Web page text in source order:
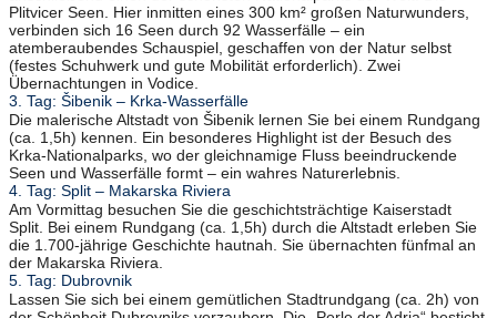
Plitvicer Seen. Hier inmitten eines 300 km² großen Naturwunders,
verbinden sich 16 Seen durch 92 Wasserfälle – ein
atemberaubendes Schauspiel, geschaffen von der Natur selbst
(festes Schuhwerk und gute Mobilität erforderlich). Zwei
Übernachtungen in Vodice.
3. Tag: Šibenik – Krka-Wasserfälle
Die malerische Altstadt von Šibenik lernen Sie bei einem Rundgang
(ca. 1,5h) kennen. Ein besonderes Highlight ist der Besuch des
Krka-Nationalparks, wo der gleichnamige Fluss beeindruckende
Seen und Wasserfälle formt – ein wahres Naturerlebnis.
4. Tag: Split – Makarska Riviera
Am Vormittag besuchen Sie die geschichtsträchtige Kaiserstadt
Split. Bei einem Rundgang (ca. 1,5h) durch die Altstadt erleben Sie
die 1.700-jährige Geschichte hautnah. Sie übernachten fünfmal an
der Makarska Riviera.
5. Tag: Dubrovnik
Lassen Sie sich bei einem gemütlichen Stadtrundgang (ca. 2h) von